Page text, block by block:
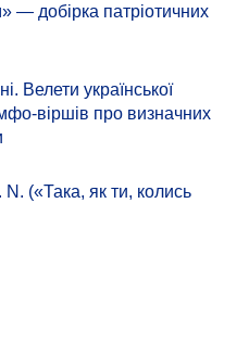
— добірка патріотичних
Велети української
віршів про визначних
(«Така, як ти, колись